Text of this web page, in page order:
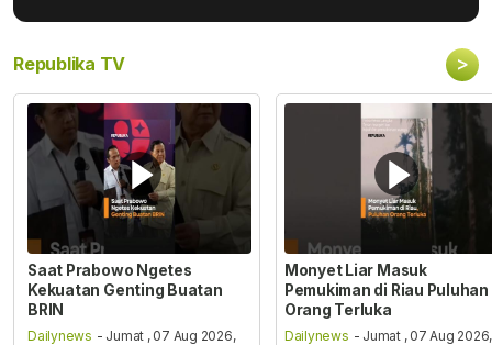
Republika TV >
Saat Prabowo Ngetes
Kekuatan Genting Buatan
BRIN
Dailynews - Jumat , 07 Aug 2026,
Monyet Liar Masuk
Pemukiman di Riau Puluhan
Orang Terluka
Dailynews - Jumat , 07 Aug 2026,